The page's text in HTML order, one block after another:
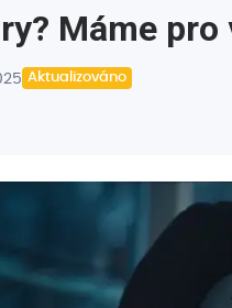
Máme
Aktualizováno